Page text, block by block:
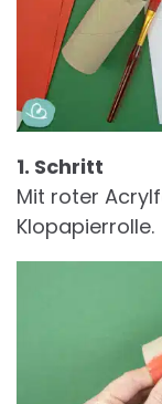
1. Schritt
Mit roter
Klopapierrolle.